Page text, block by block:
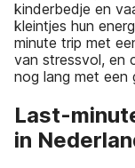
kinderbedje en
kleintjes hun
minute trip met
van stressvol, en
nog lang met een
Last-
in